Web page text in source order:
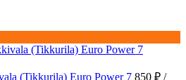
(Tikkurila) Euro Power 7 850 ₽ /